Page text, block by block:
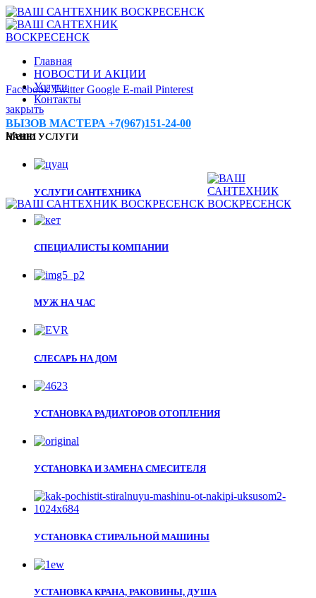
Главная
НОВОСТИ И АКЦИИ
Услуги
Контакты
ВЫЗОВ МАСТЕРА +7(967)151-24-00
Меню
Facebook Twitter Google E-mail Pinterest
закрыть
НАШИ УСЛУГИ
УСЛУГИ САНТЕХНИКА
СПЕЦИАЛИСТЫ КОМПАНИИ
МУЖ НА ЧАС
СЛЕСАРЬ НА ДОМ
УСТАНОВКА РАДИАТОРОВ ОТОПЛЕНИЯ
УСТАНОВКА И ЗАМЕНА СМЕСИТЕЛЯ
УСТАНОВКА СТИРАЛЬНОЙ МАШИНЫ
УСТАНОВКА КРАНА, РАКОВИНЫ, ДУША